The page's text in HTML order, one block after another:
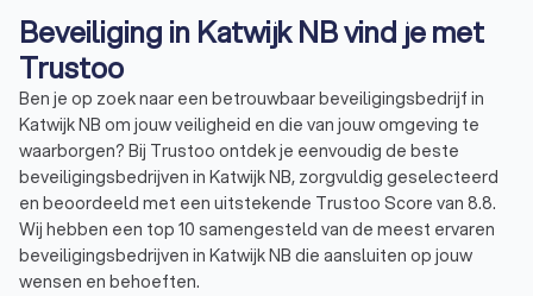
Beveiliging in Katwijk NB vind je met
Trustoo
Ben je op zoek naar een betrouwbaar beveiligingsbedrijf in
Katwijk NB om jouw veiligheid en die van jouw omgeving te
waarborgen? Bij Trustoo ontdek je eenvoudig de beste
beveiligingsbedrijven in Katwijk NB, zorgvuldig geselecteerd
en beoordeeld met een uitstekende Trustoo Score van 8.8.
Wij hebben een top 10 samengesteld van de meest ervaren
beveiligingsbedrijven in Katwijk NB die aansluiten op jouw
wensen en behoeften.